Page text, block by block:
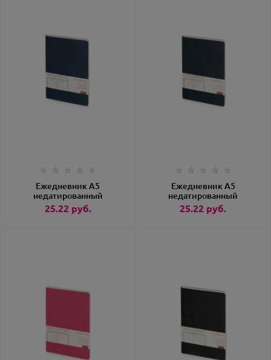
Ежедневник А5
недатированный
«Megapolis Flex»
темно-синий
25.22руб.
Ежедневник А5
недатированный
«Megapolis Flex»
темно-синий navy
25.22 руб.